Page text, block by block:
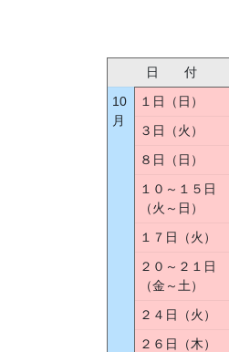
日 付
10
月
１日（日）
３日（火）
８日（日）
１０～１５日
（火～日）
１７日（火）
２０～２１日
（金～土）
２４日（火）
２６日（木）